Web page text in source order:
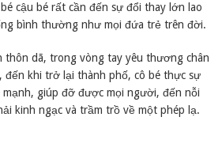
cậu bé rất cần đến sự đổi thay lớn lao
bình thường như mọi đứa trẻ trên đời.
thôn dã, trong vòng tay yêu thương chân
đến khi trở lại thành phố, cô bé thực sự
giúp đỡ được mọi người, đến nỗi
kinh ngạc và trầm trồ về một phép lạ.